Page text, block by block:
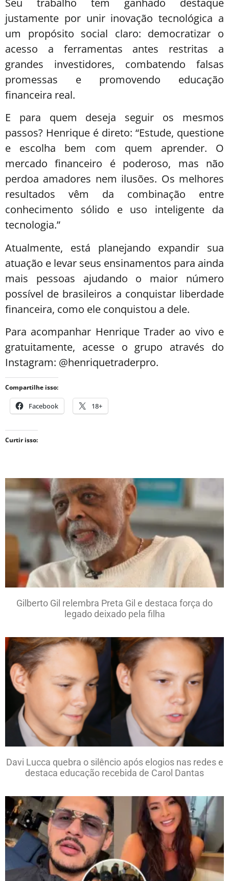
justamente por unir inovação tecnológica a
um propósito social claro: democratizar o
acesso a ferramentas antes restritas a
grandes investidores, combatendo falsas
promessas e promovendo educação
financeira real.
E para quem deseja seguir os mesmos
passos? Henrique é direto: “Estude, questione
e escolha bem com quem aprender. O
mercado financeiro é poderoso, mas não
perdoa amadores nem ilusões. Os melhores
resultados vêm da combinação entre
conhecimento sólido e uso inteligente da
tecnologia.”
Atualmente, está planejando expandir sua
atuação e levar seus ensinamentos para ainda
mais pessoas ajudando o maior número
possível de brasileiros a conquistar liberdade
financeira, como ele conquistou a dele.
Para acompanhar Henrique Trader ao vivo e
gratuitamente, acesse o grupo através do
Instagram: @henriquetraderpro.
Compartilhe isso:
Facebook 18+
Curtir isso:
Gilberto Gil relembra Preta Gil e destaca força do
legado deixado pela filha
Davi Lucca quebra o silêncio após elogios nas redes e
destaca educação recebida de Carol Dantas